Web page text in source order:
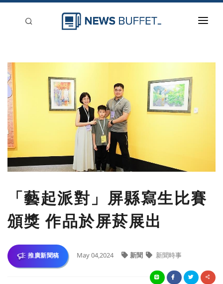
「藝起派對」屏縣寫生比賽
頒獎 作品於屏菸展出
推廣新聞稿 May 04,2024 新聞 新聞時事